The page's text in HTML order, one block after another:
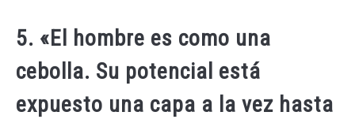
5. «El hombre es como una
cebolla. Su potencial está
expuesto una capa a la vez hasta